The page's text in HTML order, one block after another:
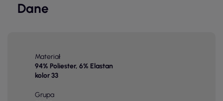
Dane
Materiał
94% Poliester, 6% Elastan
kolor 33
Grupa